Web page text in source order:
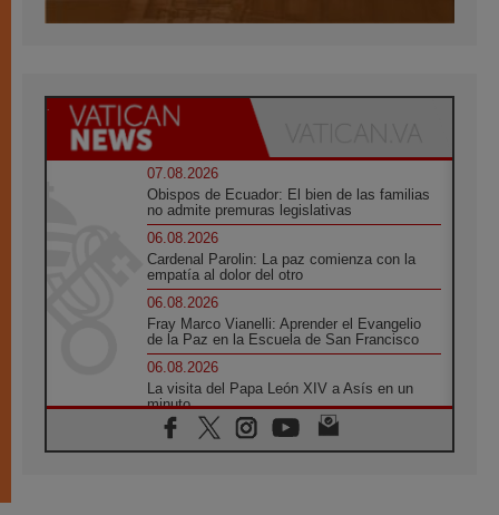
07.08.2026
Obispos de Ecuador: El bien de las familias
no admite premuras legislativas
06.08.2026
Cardenal Parolin: La paz comienza con la
empatía al dolor del otro
06.08.2026
Fray Marco Vianelli: Aprender el Evangelio
de la Paz en la Escuela de San Francisco
06.08.2026
La visita del Papa León XIV a Asís en un
minuto
06.08.2026
El agradecimiento de los jóvenes al Papa: